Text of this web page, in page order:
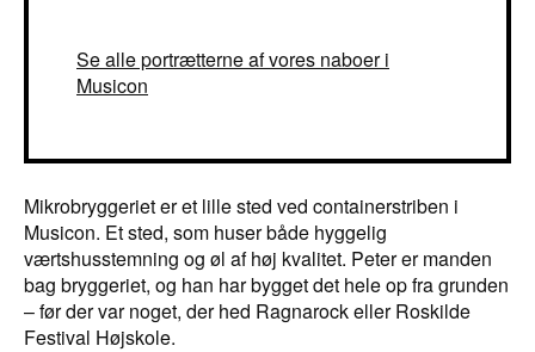
Se alle portrætterne af vores naboer i
Musicon
Mikrobryggeriet er et lille sted ved containerstriben i
Musicon. Et sted, som huser både hyggelig
værtshusstemning og øl af høj kvalitet. Peter er manden
bag bryggeriet, og han har bygget det hele op fra grunden
– før der var noget, der hed Ragnarock eller Roskilde
Festival Højskole.